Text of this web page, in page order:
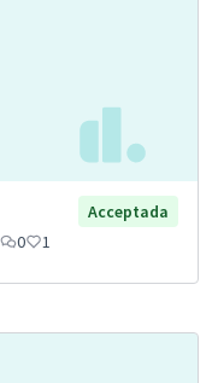
Acceptada
0 1